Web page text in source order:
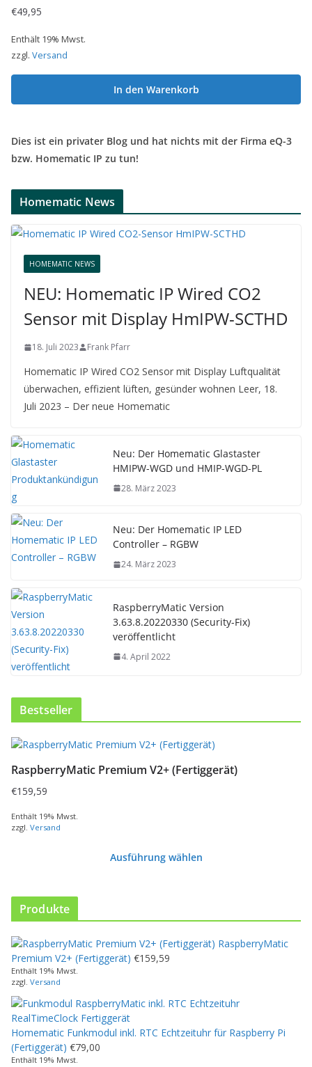
€49,95
Enthält 19% Mwst.
zzgl. Versand
In den Warenkorb
Dies ist ein privater Blog und hat nichts mit der Firma eQ-3
bzw. Homematic IP zu tun!
Homematic News
HOMEMATIC NEWS
NEU: Homematic IP Wired CO2
Sensor mit Display HmIPW-SCTHD
18. Juli 2023 Frank Pfarr
Homematic IP Wired CO2 Sensor mit Display Luftqualität
überwachen, effizient lüften, gesünder wohnen Leer, 18.
Juli 2023 – Der neue Homematic
Neu: Der Homematic Glastaster
HMIPW-WGD und HMIP-WGD-PL
28. März 2023
Neu: Der Homematic IP LED
Controller – RGBW
24. März 2023
RaspberryMatic Version
3.63.8.20220330 (Security-Fix)
veröffentlicht
4. April 2022
Bestseller
RaspberryMatic Premium V2+ (Fertiggerät)
€159,59
Enthält 19% Mwst.
zzgl. Versand
Ausführung wählen
D
e
s
s
P
t
w
e
i
s
m
e
h
r
Produkte
RaspberryMatic
Premium V2+ (Fertiggerät) €159,59
Enthält 19% Mwst.
zzgl. Versand
Homematic Funkmodul inkl. RTC Echtzeituhr für Raspberry Pi
(Fertiggerät) €79,00
Enthält 19% Mwst.